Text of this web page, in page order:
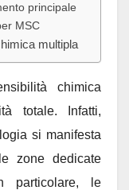
principale
MSC
multipla
chimica
totale. Infatti,
si manifesta
zone dedicate
particolare, le